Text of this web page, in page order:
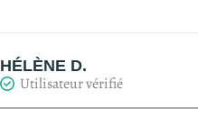
HÉLÈNE D.
Utilisateur vérifié